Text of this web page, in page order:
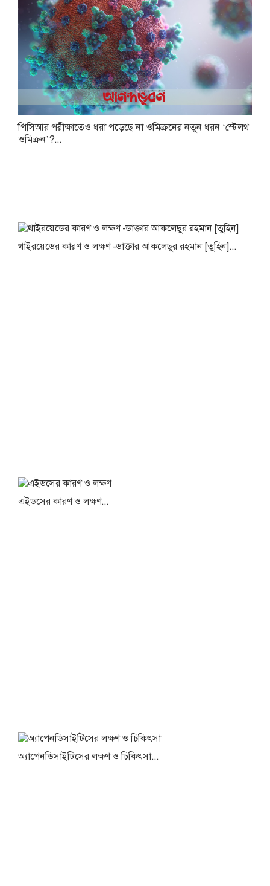
পিসিআর পরীক্ষাতেও ধরা পড়েছে না ওমিক্রনের নতুন ধরন ‘স্টেলথ
ওমিক্রন’?...
থাইরয়েডের কারণ ও লক্ষণ -ডাক্তার আকলেছুর রহমান [তুহিন]...
এইডসের কারণ ও লক্ষণ...
অ্যাপেনডিসাইটিসের লক্ষণ ও চিকিৎসা...